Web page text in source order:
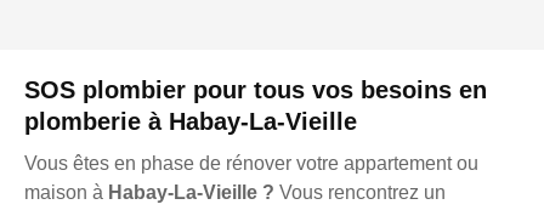
SOS plombier pour tous vos besoins en
plomberie à Habay-La-Vieille
Vous êtes en phase de rénover votre appartement ou
maison à Habay-La-Vieille ? Vous rencontrez un